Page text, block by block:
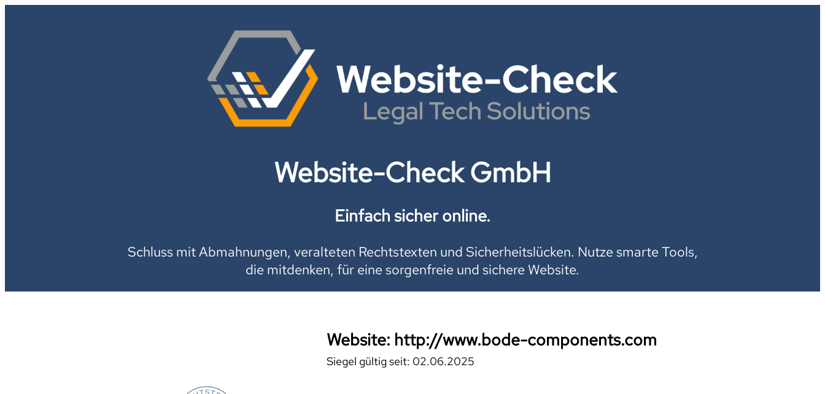
Website-Check GmbH
Einfach sicher online.
Schluss mit Abmahnungen, veralteten Rechtstexten und Sicherheitslücken. Nutze smarte Tools,
die mitdenken, für eine sorgenfreie und sichere Website.
Website: http://www.bode-components.com
Siegel gültig seit: 02.06.2025